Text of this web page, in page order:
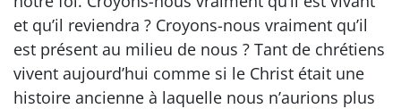
et qu’il reviendra ? Croyons-nous vraiment qu’il
est présent au milieu de nous ? Tant de chrétiens
vivent aujourd’hui comme si le Christ était une
histoire ancienne à laquelle nous n’aurions plus